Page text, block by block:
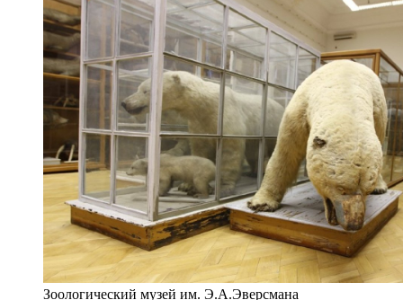
Зоологический музей им. Э.А.Эверсмана